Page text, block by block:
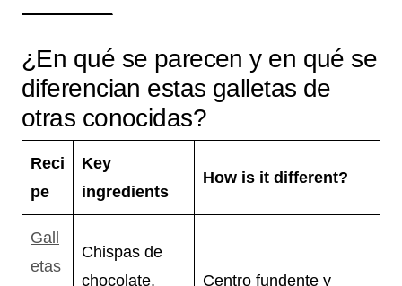
¿En qué se parecen y en qué se
diferencian estas galletas de
otras conocidas?
Reci
pe
Key
ingredients
How is it different?
Gall
etas
Chispas de
chocolate,
Centro fundente y